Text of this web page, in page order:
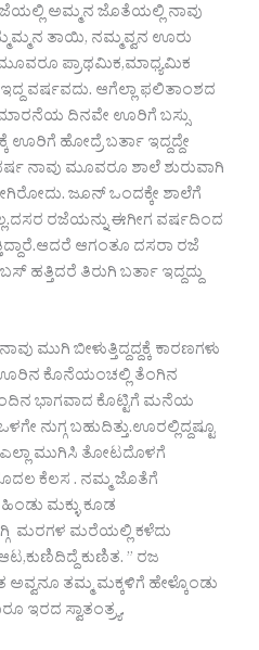
ಅಮ್ಮನ ಜೊತೆಯಲ್ಲಿ ನಾವು
ತಾಯಿ, ನಮ್ಮವ್ವನ ಊರು
ಮೂವರೂ ಪ್ರಾಥಮಿಕ,ಮಾಧ್ಯಮಿಕ
ವರ್ಷವದು. ಆಗೆಲ್ಲಾ ಫಲಿತಾಂಶದ
ಮಾರನೆಯ ದಿನವೇ ಊರಿಗೆ ಬಸ್ಸು
ಊರಿಗೆ ಹೋದ್ರೆ ಬರ್ತಾ ಇದ್ದದ್ದೇ
ನಾವು ಮೂವರೂ ಶಾಲೆ ಶುರುವಾಗಿ
ಜೂನ್ ಒಂದಕ್ಕೇ ಶಾಲೆಗೆ
ರಜೆಯನ್ನು ಈಗೀಗ ವರ್ಷದಿಂದ
ಆಗಂತೂ ದಸರಾ ರಜೆ
ತಿರುಗಿ ಬರ್ತಾ ಇದ್ದದ್ದು
ಬೀಳುತ್ತಿದ್ದದ್ದಕ್ಕೆ ಕಾರಣಗಳು
ಕೊನೆಯಂಚಲ್ಲಿ ತೆಂಗಿನ
ಭಾಗವಾದ ಕೊಟ್ಟಿಗೆ ಮನೆಯ
ನುಗ್ಗ ಬಹುದಿತ್ತು.ಊರಲ್ಲಿದ್ದಷ್ಟೂ
ಎಲ್ಲಾ ಮುಗಿಸಿ ತೋಟದೊಳಗೆ
ಮೊದಲ ಕೆಲಸ . ನಮ್ಮ ಜೊತೆಗೆ
ಮಕ್ಳು ಕೂಡ
ಮರಗಳ ಮರೆಯಲ್ಲಿ ಕಳೆದು
ಕುಣಿತ. ” ರಜ
ಅವ್ವನೂ ತಮ್ಮ ಮಕ್ಕಳಿಗೆ ಹೇಳ್ಕೊಂಡು
ಇರದ ಸ್ವಾತಂತ್ರ್ಯ.